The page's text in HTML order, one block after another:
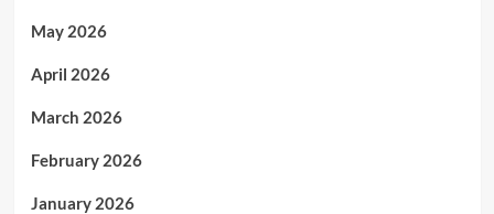
May 2026
April 2026
March 2026
February 2026
January 2026